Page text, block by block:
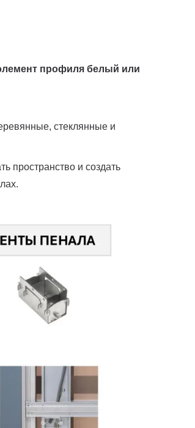
профиля белый или
стеклянные и
пространство и создать